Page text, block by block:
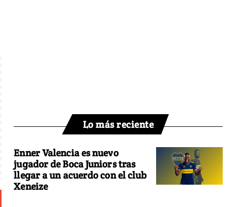
Lo más reciente
Enner Valencia es nuevo
jugador de Boca Juniors tras
llegar a un acuerdo con el club
Xeneize